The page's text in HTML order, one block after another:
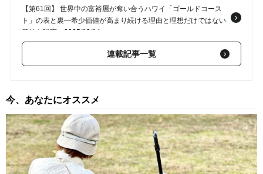
【第61回】 世界中の富裕層が奪い合うハワイ「ゴールドコース
ト」の表と裏―希少価値が高まり続ける理由と理想だけではない
意外な現実 2025/12/14
【第60回】 憧れのリッツ・カールトンを所有できる…？ハワイ
の「ホテルコンドミニアム」購入後に投資家を悩ませる「想像以
【第59回】 “常夏の楽園”ハワイの裏側に潜む危険―「津波・火
山・ハリケーン」旅行者が知っておくべき「自然の脅威」
2025/11/15
【第58回】 憧れのハワイ生活に潜む落とし穴…日本人が直面す
る“青い海の楽園”の意外なリアル2025/10/30
連載記事一覧
今、あなたにオススメ